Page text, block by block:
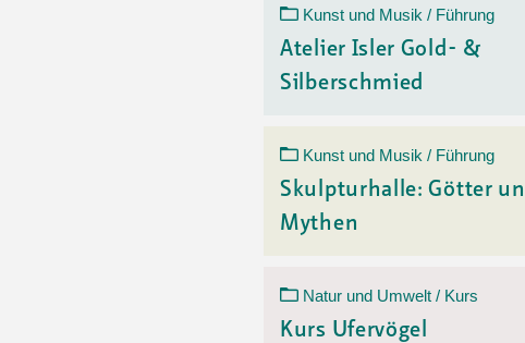
Kunst und Musik / Führung
Atelier Isler Gold- &
Silberschmied
Kunst und Musik / Führung
Skulpturhalle: Götter
Mythen
Natur und Umwelt / Kurs
Kurs Ufervögel